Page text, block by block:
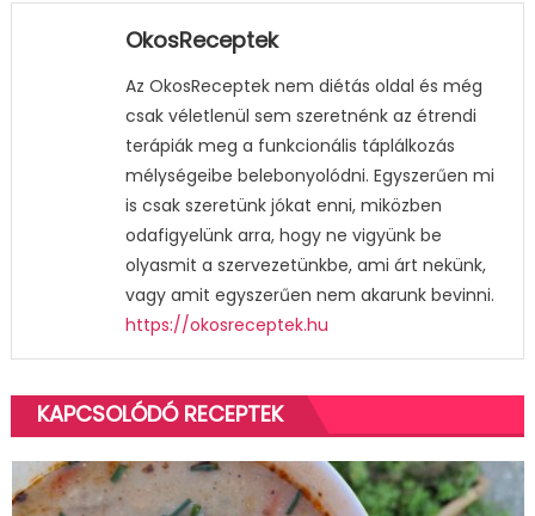
OkosReceptek
Az OkosReceptek nem diétás oldal és még
csak véletlenül sem szeretnénk az étrendi
terápiák meg a funkcionális táplálkozás
mélységeibe belebonyolódni. Egyszerűen mi
is csak szeretünk jókat enni, miközben
odafigyelünk arra, hogy ne vigyünk be
olyasmit a szervezetünkbe, ami árt nekünk,
vagy amit egyszerűen nem akarunk bevinni.
https://okosreceptek.hu
KAPCSOLÓDÓ RECEPTEK